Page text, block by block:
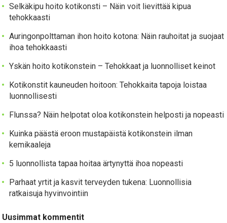
Selkäkipu hoito kotikonsti – Näin voit lievittää kipua
tehokkaasti
Auringonpolttaman ihon hoito kotona: Näin rauhoitat ja suojaat
ihoa tehokkaasti
Yskän hoito kotikonstein – Tehokkaat ja luonnolliset keinot
Kotikonstit kauneuden hoitoon: Tehokkaita tapoja loistaa
luonnollisesti
Flunssa? Näin helpotat oloa kotikonstein helposti ja nopeasti
Kuinka päästä eroon mustapäistä kotikonstein ilman
kemikaaleja
5 luonnollista tapaa hoitaa ärtynyttä ihoa nopeasti
Parhaat yrtit ja kasvit terveyden tukena: Luonnollisia
ratkaisuja hyvinvointiin
Uusimmat kommentit